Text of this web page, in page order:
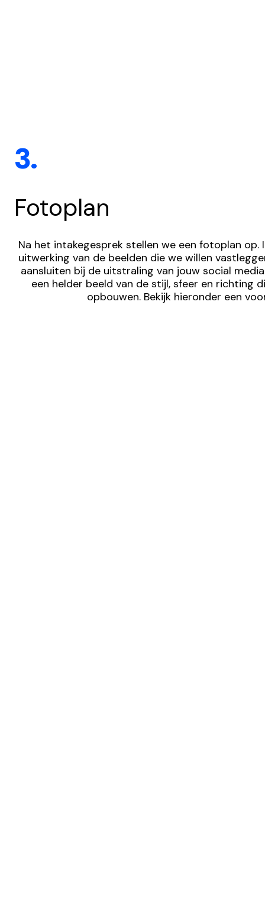
3.
Fotoplan
Na het intakegesprek stellen we een fotoplan op.
uitwerking van de beelden die we willen
aansluiten bij de uitstraling van jouw social
een helder beeld van de stijl, sfeer en richting
opbouwen. Bekijk hieronder een